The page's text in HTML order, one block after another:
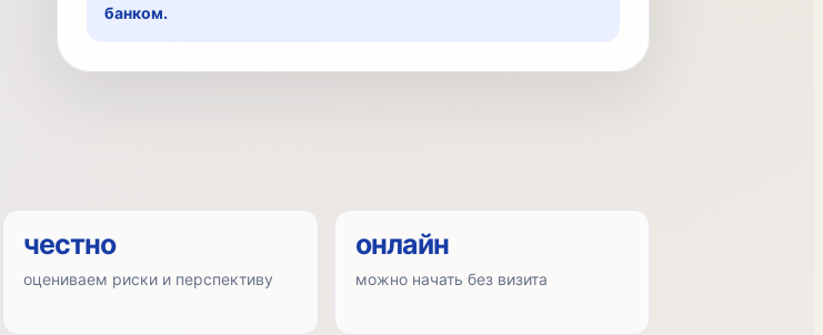
банком.
честно
оцениваем риски и перспективу
онлайн
можно начать без визита